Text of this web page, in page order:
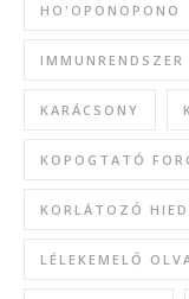
HO'OPONOPONO
IMMUNRENDSZER
KARÁCSONY
KOPOGTATÓ
KORLÁTOZÓ
LÉLEKEMELŐ